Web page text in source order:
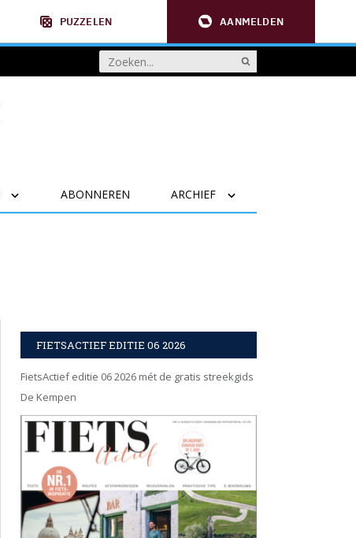
PUZZELEN AANMELDEN
ABONNEREN ARCHIEF
FIETSACTIEF EDITIE 06 2026
FietsActief editie 06 2026 mét de gratis streekgids
De Kempen